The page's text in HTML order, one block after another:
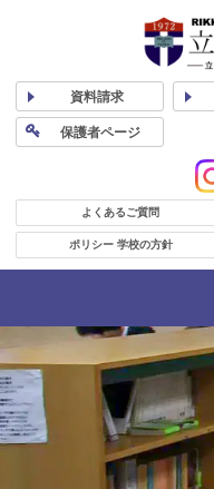
資料請求
保護者ページ
よくあるご質問
ポリシー 学校の方針